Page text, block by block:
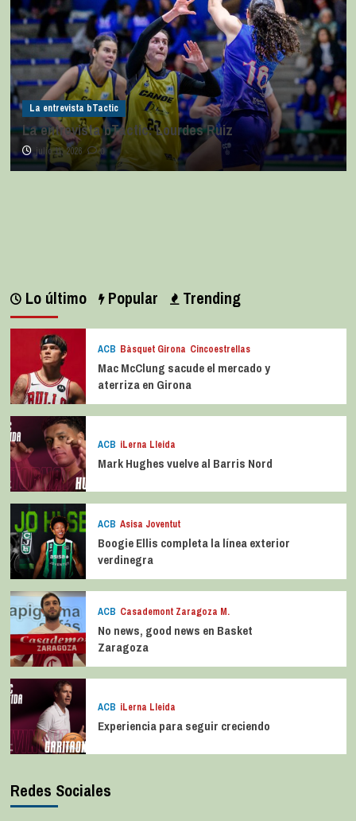
La entrevista bTactic
La entrevista bTactic: Lourdes Ruiz
julio 11, 2026 0
Lo último Popular Trending
ACB Bàsquet Girona Cincoestrellas
Mac McClung sacude el mercado y
aterriza en Girona
ACB iLerna Lleida
Mark Hughes vuelve al Barris Nord
ACB Asisa Joventut
Boogie Ellis completa la línea exterior
verdinegra
ACB Casademont Zaragoza M.
No news, good news en Basket
Zaragoza
ACB iLerna Lleida
Experiencia para seguir creciendo
Redes Sociales